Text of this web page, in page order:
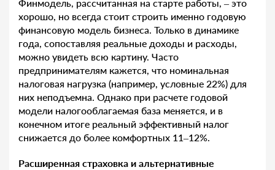
Финмодель, рассчитанная на старте работы, – это
хорошо, но всегда стоит строить именно годовую
финансовую модель бизнеса. Только в динамике
года, сопоставляя реальные доходы и расходы,
можно увидеть всю картину. Часто
предпринимателям кажется, что номинальная
налоговая нагрузка (например, условные 22%) для
них неподъемна. Однако при расчете годовой
модели налогооблагаемая база меняется, и в
конечном итоге реальный эффективный налог
снижается до более комфортных 11–12%.
Расширенная страховка и альтернативные